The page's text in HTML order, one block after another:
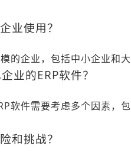
业使用？
的企业，包括中小企业和
业的ERP软件？
软件需要考虑多个因素，
和挑战？